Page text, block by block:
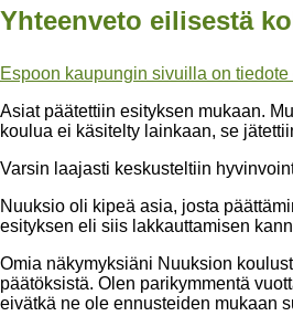
Yhteenveto eilisestä
Espoon kaupungin sivuilla on
Asiat päätettiin esityksen mukaan.
koulua ei käsitelty lainkaan, se
Varsin laajasti keskusteltiin
Nuuksio oli kipeä asia, josta
esityksen eli siis lakkauttamisen
Omia näkymyksiäni Nuuksion
päätöksistä. Olen parikymmentä
eivätkä ne ole ennusteiden mukaan